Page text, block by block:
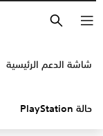
شاشة الدعم الرئيسية
حالة PlayStation